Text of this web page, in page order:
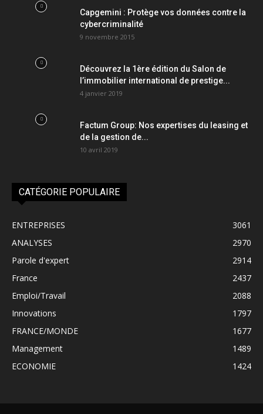
Capgemini : Protège vos données contre la
cybercriminalité
9 novembre 2015
Découvrez la 1ère édition du Salon de
l’immobilier international de prestige...
4 janvier 2019
Factum Group: Nos expertises du leasing et
de la gestion de...
10 avril 2019
CATÉGORIE POPULAIRE
ENTREPRISES
3061
ANALYSES
2970
Parole d'expert
2914
France
2437
Emploi/Travail
2088
Innovations
1797
FRANCE/MONDE
1677
Management
1489
ECONOMIE
1424